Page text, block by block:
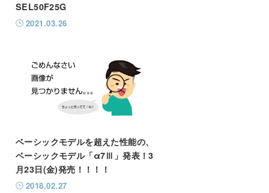
SEL50F25G
2021.03.26
ベーシックモデルを超えた性能の、
ベーシックモデル「α7Ⅲ」発表！3
月23日(金)発売！！！！
2018.02.27